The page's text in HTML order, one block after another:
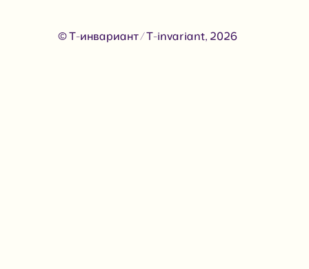
© Т-инвариант / T-invariant, 2026